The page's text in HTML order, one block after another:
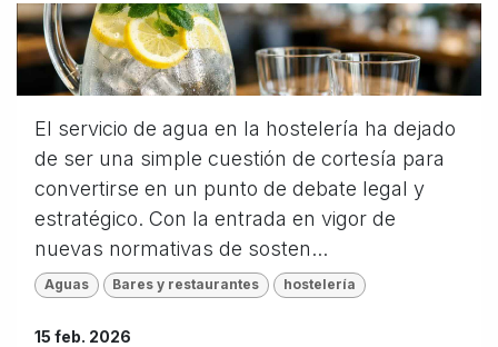
El servicio de agua en la hostelería ha dejado
de ser una simple cuestión de cortesía para
convertirse en un punto de debate legal y
estratégico. Con la entrada en vigor de
nuevas normativas de sosten...
Aguas Bares y restaurantes hostelería
15 feb. 2026